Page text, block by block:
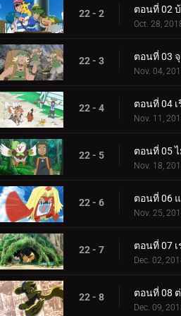
22 - 2 ตอนที่ 02
Oct. 28,
22 - 3 ตอนที่ 03
Nov. 04,
22 - 4 ตอนที่ 04
Nov. 11,
22 - 5 ตอนที่ 05
Nov. 18,
22 - 6 ตอนที่ 06
Nov. 25,
22 - 7 ตอนที่ 07
Dec. 02,
22 - 8 ตอนที่ 08
Dec. 09,